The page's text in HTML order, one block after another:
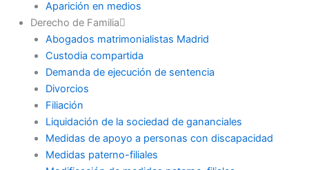
Aparición en medios
Derecho de Familia
Abogados matrimonialistas Madrid
Custodia compartida
Demanda de ejecución de sentencia
Divorcios
Filiación
Liquidación de la sociedad de gananciales
Medidas de apoyo a personas con discapacidad
Medidas paterno-filiales